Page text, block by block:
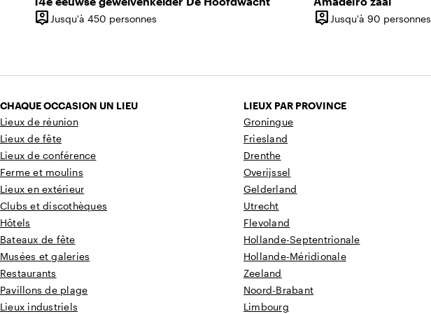
person_pin
Capacité
Jusqu'à 450 personnes person_pin
Capacité
Jusqu'à 90 personnes
CHAQUE OCCASION UN LIEU
Lieux de réunion
Lieux de fête
Lieux de conférence
Ferme et moulins
Lieux en extérieur
Clubs et discothèques
Hôtels
Bateaux de fête
Musées et galeries
Restaurants
Pavillons de plage
Lieux industriels
LIEUX PAR PROVINCE
Groningue
Friesland
Drenthe
Overijssel
Gelderland
Utrecht
Flevoland
Hollande-Septentrionale
Hollande-Méridionale
Zeeland
Noord-Brabant
Limbourg